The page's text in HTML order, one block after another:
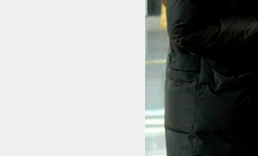
fragen & hilfe
unterstützen
abo
genossenschaft